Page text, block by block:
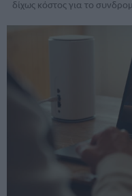
δίχως κόστος για το